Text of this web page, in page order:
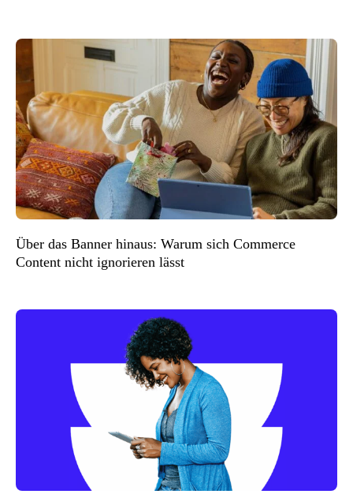
Über das Banner hinaus: Warum sich Commerce
Content nicht ignorieren lässt